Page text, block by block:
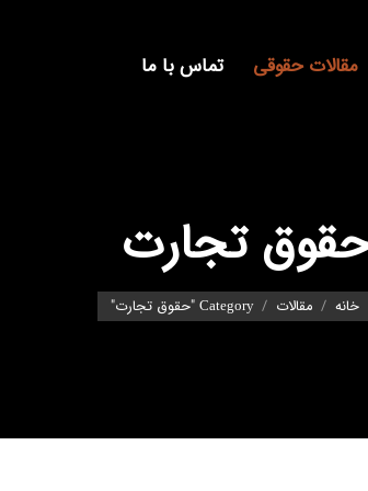
مقالات حقوقی تماس با ما
تجارت
You are
خانه مقالات Category "حقوق تجارت"